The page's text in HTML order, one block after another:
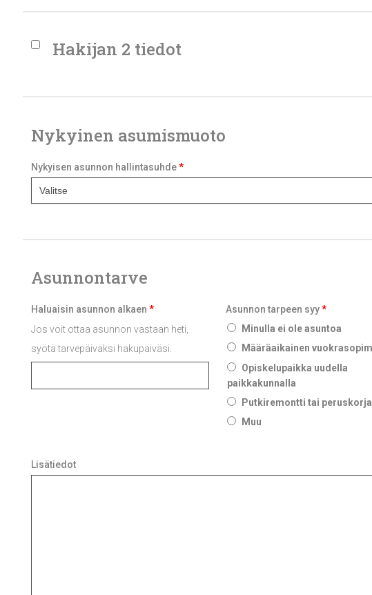
Hakijan 2 tiedot
Nykyinen asumismuoto
Nykyisen asunnon hallintasuhde*
Asunnontarve
Haluaisin asunnon alkaen *
Jos voit ottaa asunnon vastaan heti,
syötä tarvepäiväksi hakupäiväsi.
Asunnon tarpeen syy*
Minulla ei ole asuntoa
Määräaikainen
Opiskelupaikka uudella
paikkakunnalla
Putkiremontti tai
Muu
Lisätiedot